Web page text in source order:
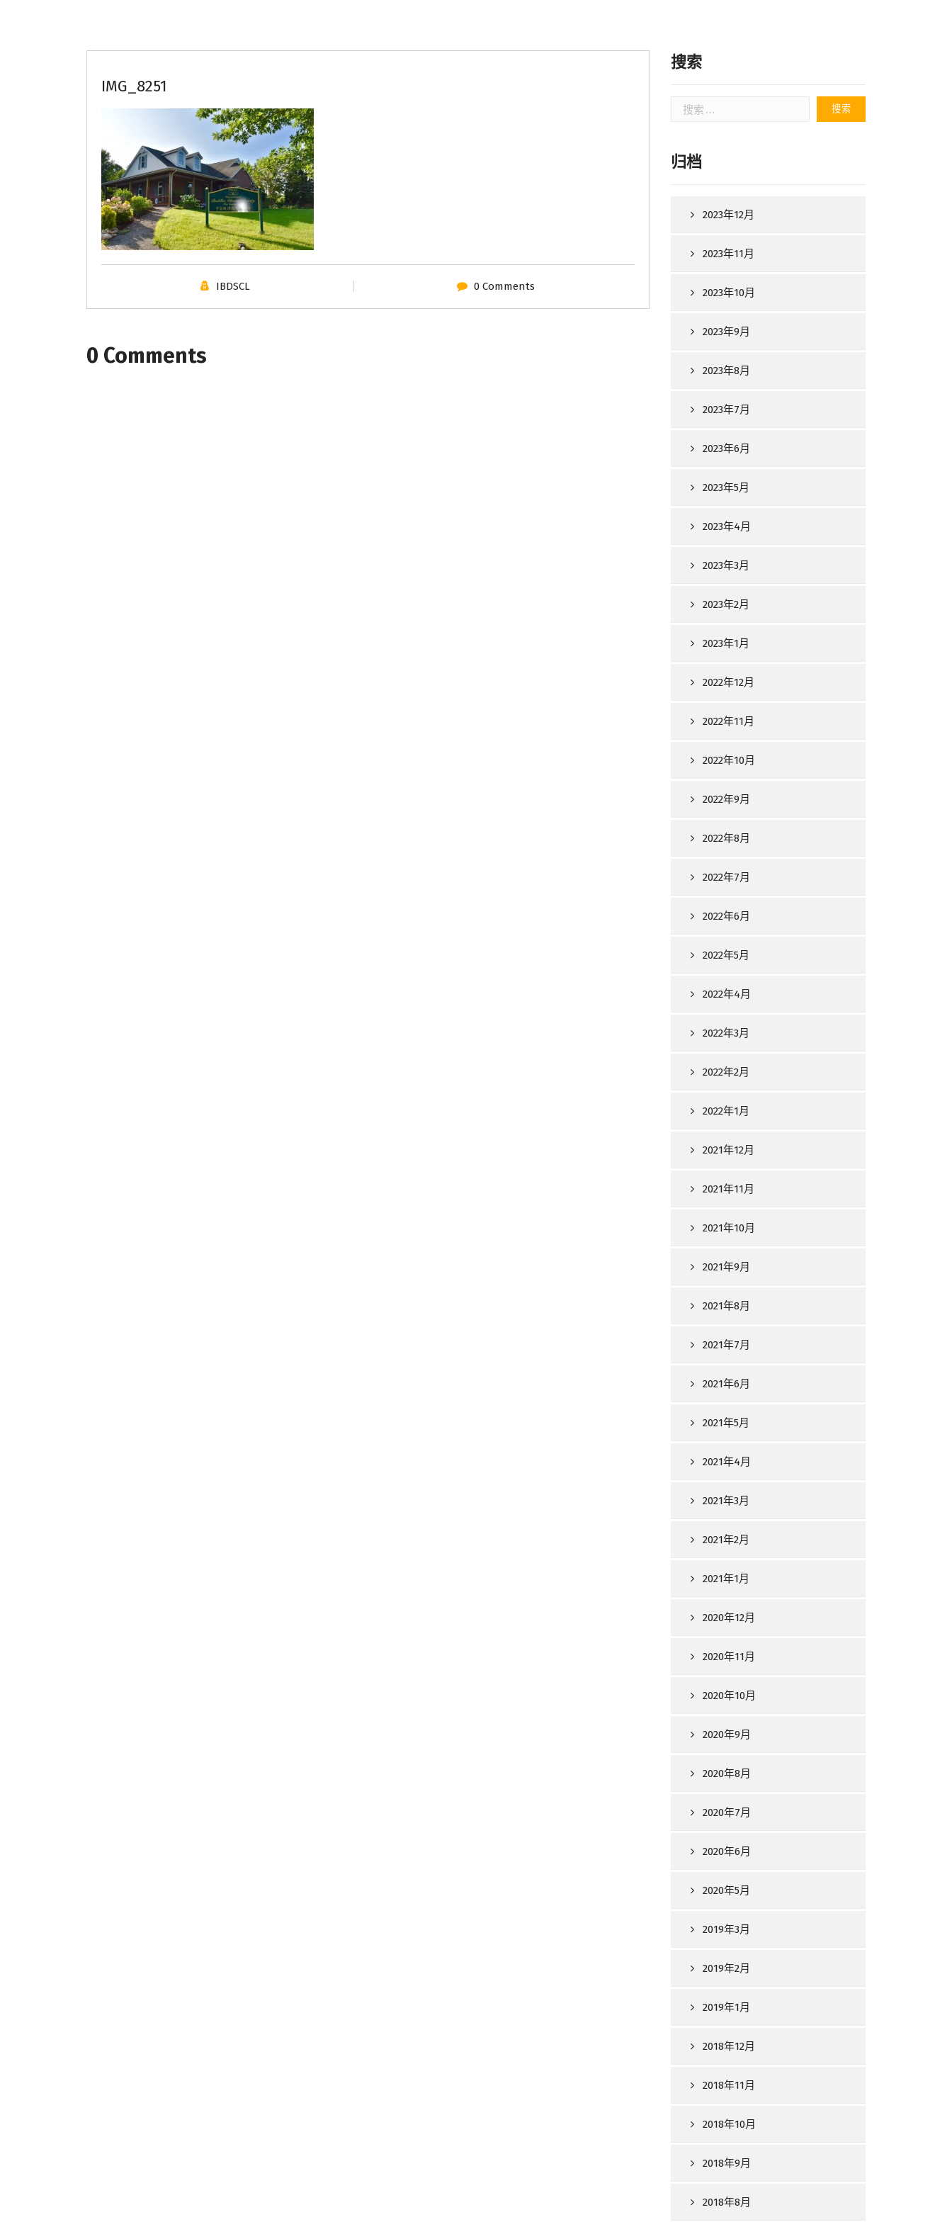
IMG_8251
IBDSCL 0 Comments
0 Comments
搜索
索：
归档
2023年12月
2023年11月
2023年10月
2023年9月
2023年8月
2023年7月
2023年6月
2023年5月
2023年4月
2023年3月
2023年2月
2023年1月
2022年12月
2022年11月
2022年10月
2022年9月
2022年8月
2022年7月
2022年6月
2022年5月
2022年4月
2022年3月
2022年2月
2022年1月
2021年12月
2021年11月
2021年10月
2021年9月
2021年8月
2021年7月
2021年6月
2021年5月
2021年4月
2021年3月
2021年2月
2021年1月
2020年12月
2020年11月
2020年10月
2020年9月
2020年8月
2020年7月
2020年6月
2020年5月
2019年3月
2019年2月
2019年1月
2018年12月
2018年11月
2018年10月
2018年9月
2018年8月